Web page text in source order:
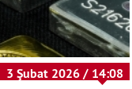
3 Şubat 2026 / 14:08